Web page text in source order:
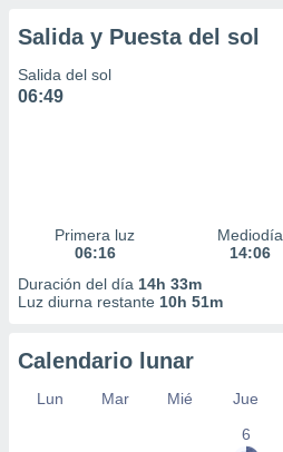
Salida y Puesta del sol
Salida del sol
06:49
Primera luz
06:16
Mediodía
14:06
Duración del día 14h 33m
Luz diurna restante 10h 51m
Calendario lunar
Lun Mar Mié Jue
6